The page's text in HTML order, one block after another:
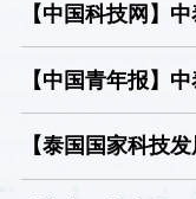
元
【中国科技网】
国际联合实验室
【中国青年报】
与产业发展论坛举
【泰国国家科技
ไทย-จีน ผสานกำลั